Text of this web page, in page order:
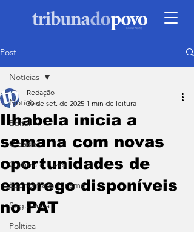
Post
Notícias
Edital
Cidade
Cultura e Lazer
Economia e Turismo
Segurança
Política
Notícias
Ilhabela inicia a
semana com novas
oportunidades de
emprego disponíveis
no PAT
Redação
30 de set. de 2025 1 min de leitura